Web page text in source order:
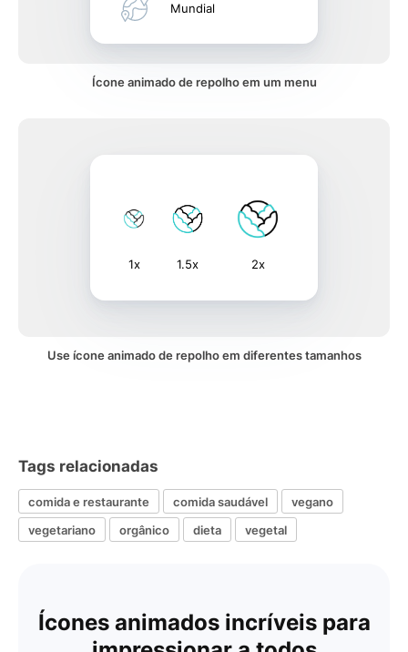
Mundial
Ícone animado de repolho em um menu
1x 1.5x 2x
Use ícone animado de repolho em diferentes tamanhos
Tags relacionadas
comida e restaurante comida saudável
vegano
vegetariano
orgânico dieta vegetal
Ícones animados incríveis para